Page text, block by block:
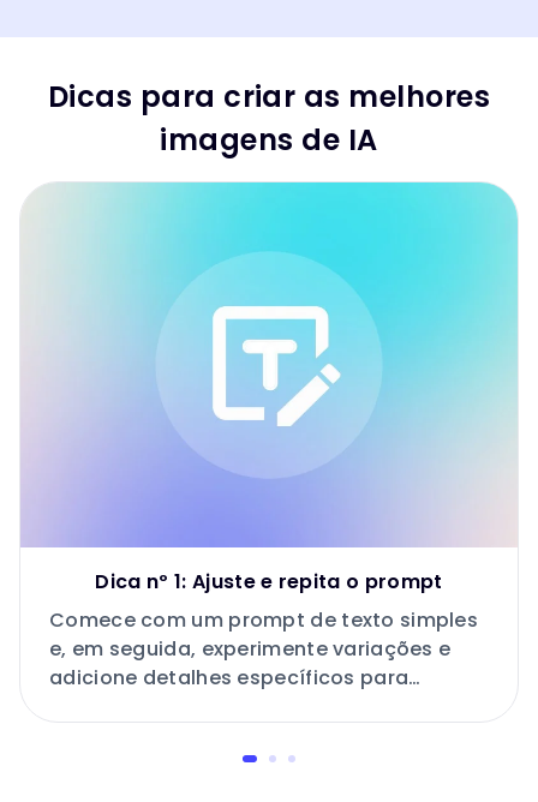
Dicas para criar as melhores
imagens de IA
Dica nº 1: Ajuste e repita o prompt
Comece com um prompt de texto simples
e, em seguida, experimente variações e
adicione detalhes específicos para